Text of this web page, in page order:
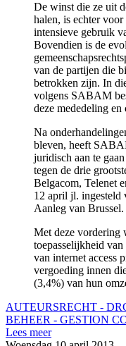
De winst die ze uit
halen, is echter
intensieve gebruik
Bovendien is de
van de partijen die
betrokken zijn. In
volgens SABAM
deze mededeling en
Na
bleven, heeft
juridisch aan te
tegen de drie
Belgacom, Telenet
12 april jl. ingesteld
Aanleg van Brussel.
Met deze
toepasselijkheid
van internet access
vergoeding innen
(3,4%) van hun
AUTEURSRECHT -
BEHEER - GESTION
Lees meer